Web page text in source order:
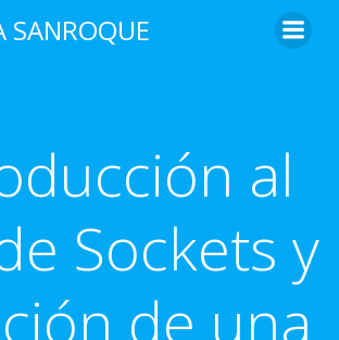
al
SANROQUE
al
Sockets y
de una